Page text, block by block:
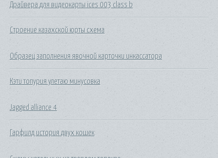
Драйвера для видеокарты ices 003 class b
Строение казахской юрты схема
Образец заполнения явочной карточки инкассатора
Кэти топурия улетаю минусовка
Jagged alliance 4
Гарфилд история двух кошек